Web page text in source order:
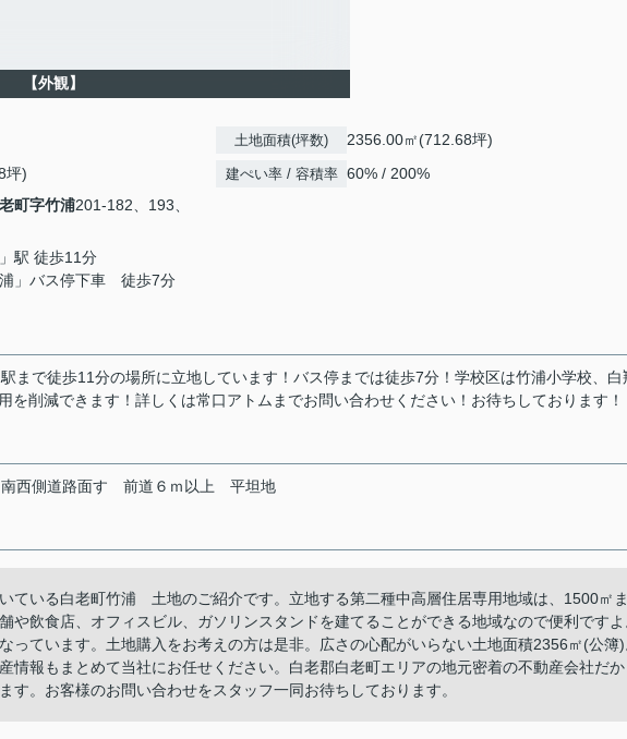
【外観】
坪)
町字竹浦201-182、193、
」駅 徒歩11分
」バス停下車 徒歩7分
土地面積(坪数) 2356.00㎡(712.68坪)
建ぺい率 / 容積率 60% / 200%
まで徒歩11分の場所に立地しています！バス停までは徒歩7分！学校区は竹浦小学校、白
を削減できます！詳しくは常口アトムまでお問い合わせください！お待ちしております！
南西側道路面す 前道６ｍ以上 平坦地
ている白老町竹浦 土地のご紹介です。立地する第二種中高層住居専用地域は、1500㎡
や飲食店、オフィスビル、ガソリンスタンドを建てることができる地域なので便利です
っています。土地購入をお考えの方は是非。広さの心配がいらない土地面積2356㎡(公簿
情報もまとめて当社にお任せください。白老郡白老町エリアの地元密着の不動産会社だか
す。お客様のお問い合わせをスタッフ一同お待ちしております。